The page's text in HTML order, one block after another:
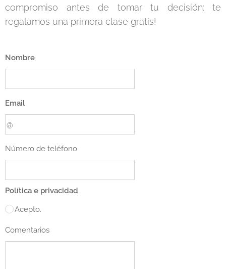
compromiso antes de tomar tu decisión: te
regalamos una primera clase gratis!
Nombre
Email
Número de teléfono
Política e privacidad
Acepto.
Comentarios